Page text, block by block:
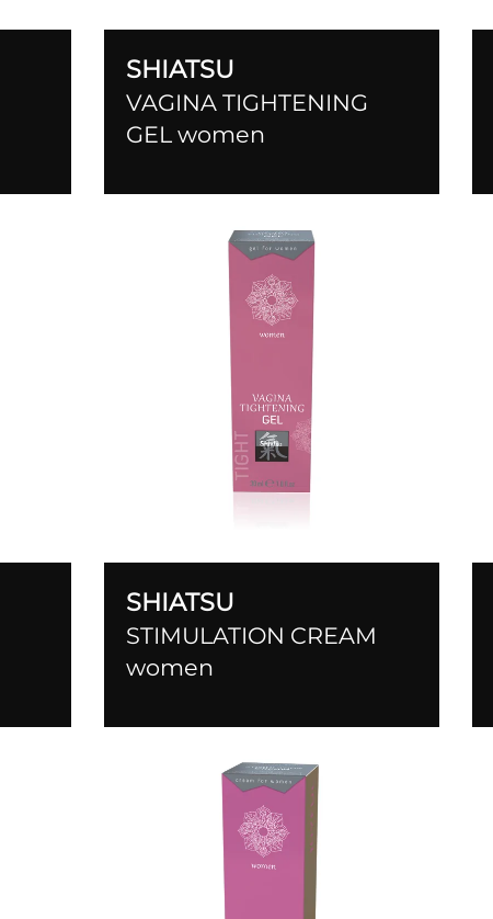
SHIATSU
VAGINA TIGHTENING
GEL women
SHIATSU
STIMULATION CREAM
women